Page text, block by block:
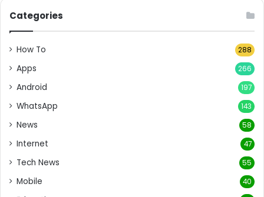
Categories
How To 288
Apps 266
Android 197
WhatsApp 143
News 58
Internet 47
Tech News 55
Mobile 40